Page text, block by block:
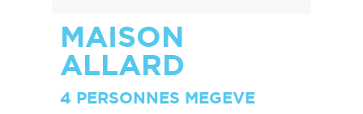
MAISON
ALLARD
4 PERSONNES MEGEVE